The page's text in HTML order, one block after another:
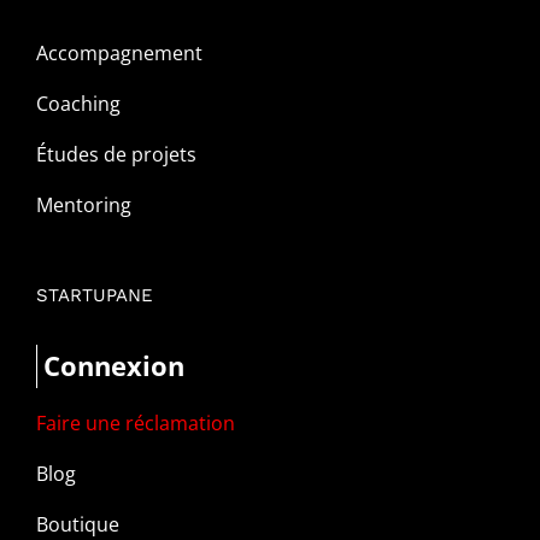
Accompagnement
Coaching
Études de projets
Mentoring
STARTUPANE
Connexion
Faire une réclamation
Blog
Boutique